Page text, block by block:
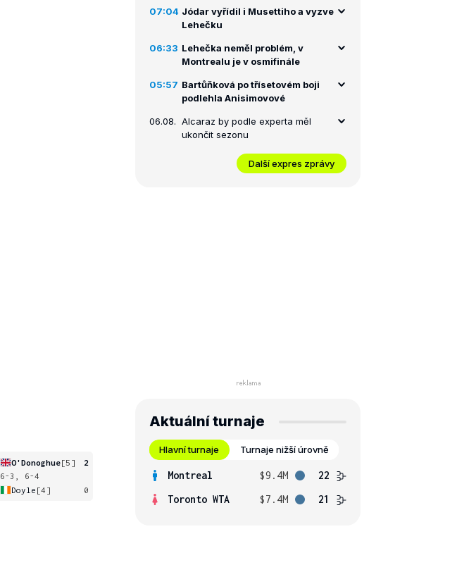
O'Donoghue[5]
2
6-3, 6-4
Doyle [4] 0
07:04 Jódar vyřídil i Musettiho a vyzve
Lehečku
06:33 Lehečka neměl problém, v
Montrealu je v osmifinále
05:57 Bartůňková po třísetovém boji
podlehla Anisimovové
06.08. Alcaraz by podle experta měl
ukončit sezonu
Další expres zprávy
Aktuální turnaje
Hlavní turnaje Turnaje nižší úrovně
Montreal $9.4M
22
Toronto WTA
$7.4M 21